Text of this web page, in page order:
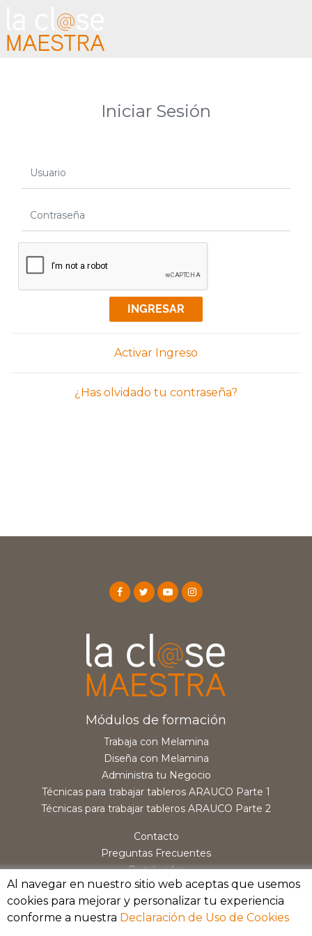
Iniciar Sesión
Usuario
Contraseña
INGRESAR
Activar Ingreso
¿Has olvidado tu contraseña?
Módulos de formación
Trabaja con Melamina
Diseña con Melamina
Administra tu Negocio
Técnicas para trabajar tableros ARAUCO Parte 1
Técnicas para trabajar tableros ARAUCO Parte 2
Contacto
Preguntas Frecuentes
Distribuidor
Al navegar en nuestro sitio web aceptas que usemos
cookies para mejorar y personalizar tu experiencia
conforme a nuestra Declaración de Uso de Cookies